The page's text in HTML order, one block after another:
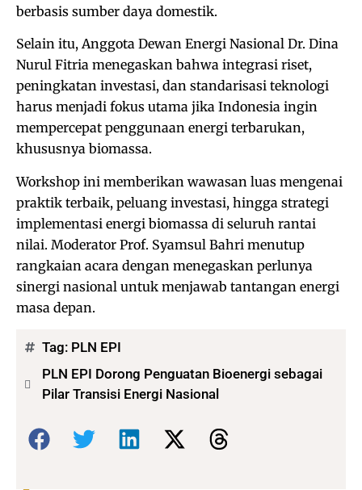
berbasis sumber daya domestik.
Selain itu, Anggota Dewan Energi Nasional Dr. Dina
Nurul Fitria menegaskan bahwa integrasi riset,
peningkatan investasi, dan standarisasi teknologi
harus menjadi fokus utama jika Indonesia ingin
mempercepat penggunaan energi terbarukan,
khususnya biomassa.
‎Workshop ini memberikan wawasan luas mengenai
praktik terbaik, peluang investasi, hingga strategi
implementasi energi biomassa di seluruh rantai
nilai. Moderator Prof. Syamsul Bahri menutup
rangkaian acara dengan menegaskan perlunya
sinergi nasional untuk menjawab tantangan energi
masa depan.
Tag: PLN EPI
PLN EPI Dorong Penguatan Bioenergi sebagai
Pilar Transisi Energi Nasional
Bagikan: